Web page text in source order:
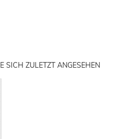
SICH ZULETZT ANGESEHEN